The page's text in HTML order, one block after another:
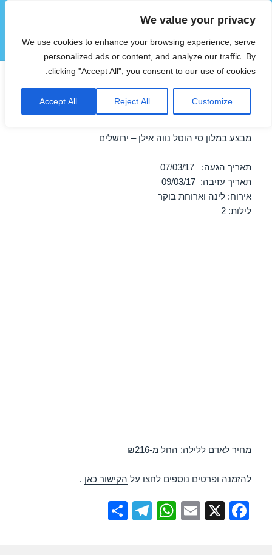
We value your privacy
We use cookies to enhance your browsing experience, serve
personalized ads or content, and analyze our traffic. By
clicking "Accept All", you consent to our use of cookies.
Customize
Reject All
Accept All
הוטצימר
תפריטים
ווידג'טים
חופשה במלון סי הוטל נווה אילן
– ירושלים 07/03/2017
מבצע במלון סי הוטל נווה אילן – ירושלים
תאריך הגעה: 07/03/17
תאריך עזיבה: 09/03/17
אירוח: לינה וארוחת בוקר
לילות: 2
מחיר לאדם ללילה: החל מ-₪216
להזמנה ופרטים נוספים לחצו על הקישור כאן .
F
X
E
W
T